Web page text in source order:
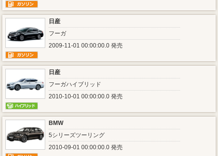
日産
フーガ
2009-11-01 00:00:00.0 発売
日産
フーガハイブリッド
2010-10-01 00:00:00.0 発売
BMW
5シリーズツーリング
2010-09-01 00:00:00.0 発売